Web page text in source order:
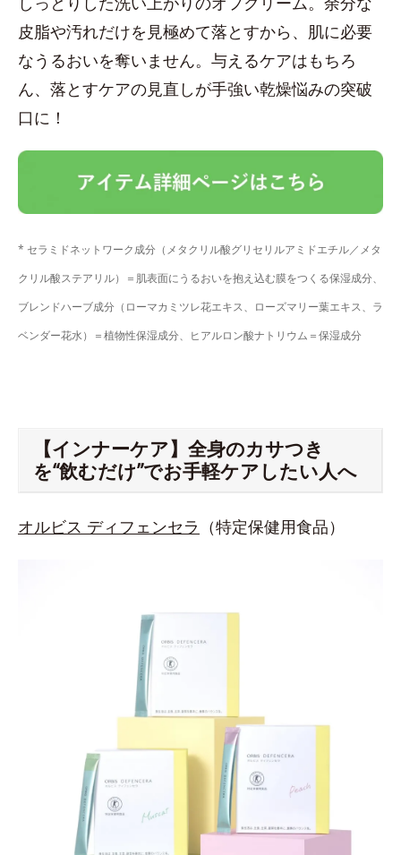
皮脂や汚れだけを見極めて落とすから、肌に必要
なうるおいを奪いません。与えるケアはもちろ
ん、落とすケアの見直しが手強い乾燥悩みの突破
口に！
* セラミドネットワーク成分（メタクリル酸グリセリルアミドエチル／メタ
クリル酸ステアリル）＝肌表面にうるおいを抱え込む膜をつくる保湿成分、
ブレンドハーブ成分（ローマカミツレ花エキス、ローズマリー葉エキス、ラ
ベンダー花水）＝植物性保湿成分、ヒアルロン酸ナトリウム＝保湿成分
【インナーケア】全身のカサつき
を“飲むだけ”でお手軽ケアしたい人へ
オルビス ディフェンセラ （特定保健用食品）